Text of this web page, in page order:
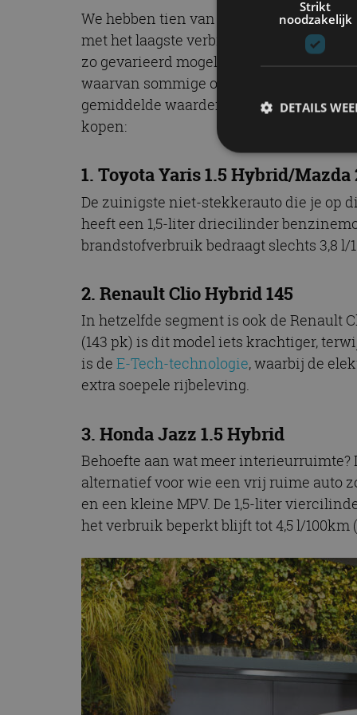
We hebben tien van de meest zuinige
met het laagste verbruik in absolute zin,
zo gevarieerd mogelijke lijst te maken
waarvan sommige ook een
gemiddelde waarden voor het
kopen:
1. Toyota Yaris 1.5 Hybrid/
De zuinigste niet-stekkerauto die je op
heeft een 1,5-liter driecilinder
brandstofverbruik bedraagt slechts 3,8 l/
2. Renault Clio Hybrid 145
In hetzelfde segment is ook de Renault
(143 pk) is dit model iets krachtiger,
is de E-Tech-technologie, waarbij de
extra soepele rijbeleving.
3. Honda Jazz 1.5 Hybrid
Behoefte aan wat meer interieurruimte?
alternatief voor wie een vrij ruime auto
en een kleine MPV. De 1,5-liter
het verbruik beperkt blijft tot 4,5 l/100km
Strikt
noodzakelijk
DETAILS
Strikt noodzakelijke
accountbeheer. De
cf_clearance
Naam
_ga
_ga_SC6JKZPPKY
Naam
Domein
Meta
Inc.
IDE
Google
Naam
omx_consent